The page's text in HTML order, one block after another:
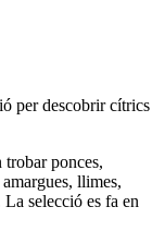
per descobrir cítrics
trobar ponces,
llimes,
selecció es fa en